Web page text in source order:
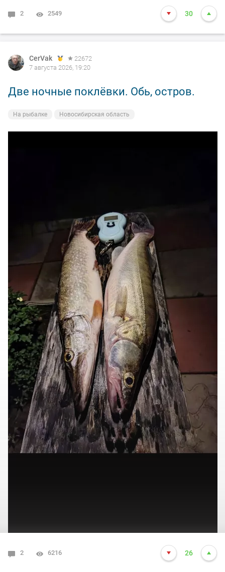
2 2549 30
CerVak
22672
7 августа 2026, 19:20
Две ночные поклёвки. Обь, остров.
На рыбалке Новосибирская область
2 6216 26